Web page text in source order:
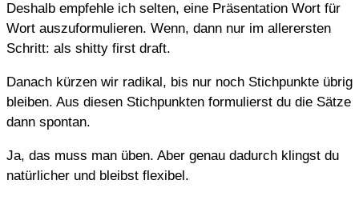
Deshalb empfehle ich selten, eine Präsentation Wort für
Wort auszuformulieren. Wenn, dann nur im allerersten
Schritt: als shitty first draft.
Danach kürzen wir radikal, bis nur noch Stichpunkte übrig
bleiben. Aus diesen Stichpunkten formulierst du die Sätze
dann spontan.
Ja, das muss man üben. Aber genau dadurch klingst du
natürlicher und bleibst flexibel.